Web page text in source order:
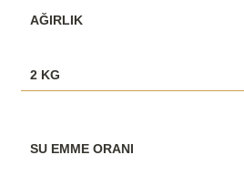
AĞIRLIK
2 KG
SU EMME ORANI